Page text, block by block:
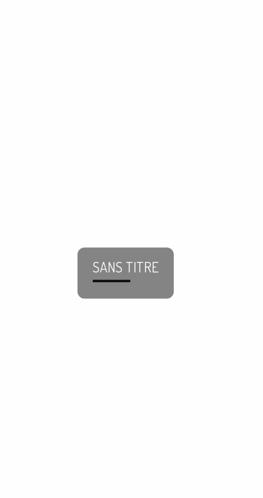
SANS TITRE